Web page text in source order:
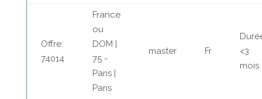
Offre:
74014
France
ou
DOM |
75 -
Paris |
Paris
master Fr
<3
mois